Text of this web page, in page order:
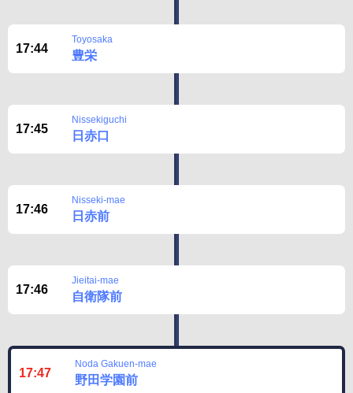
17:44
Toyosaka
豊栄
17:45
Nissekiguchi
日赤口
17:46
Nisseki-mae
日赤前
17:46
Jieitai-mae
自衛隊前
17:47
Noda Gakuen-mae
野田学園前